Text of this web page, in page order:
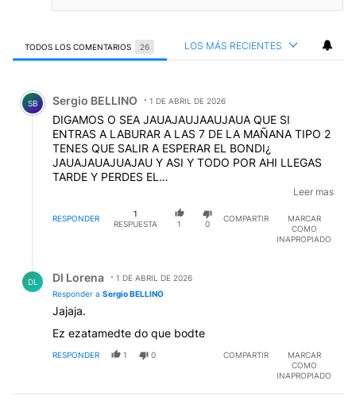
TODOS LOS COMENTARIOS 26 LOS MÁS RECIENTES
Comentario de Sergio BELLINO.
SB Sergio BELLINO 1 DE ABRIL DE 2026
DIGAMOS O SEA JAUAJAUJAAUJAUA QUE SI
ENTRAS A LABURAR A LAS 7 DE LA MAÑANA TIPO 2
TENES QUE SALIR A ESPERAR EL BONDI¿
JAUAJAUAJUAJAU Y ASI Y TODO POR AHI LLEGAS
TARDE Y PERDES EL
PRESENTIMO LO PERDISTE CON LA
MODERNIZACION LABORAR PERO OJO QUE TE
Leer mas
RESPONDER
1
RESPUESTA
1 0
COMPARTIR
MARCAR
COMO
INAPROPIADO
DL Dl Lorena
1 DE ABRIL DE 2026
Responder a Sergio BELLINO
Jajaja.
Ez ezatamedte do que bodte
RESPONDER 1 0 COMPARTIR
MARCAR
COMO
INAPROPIADO